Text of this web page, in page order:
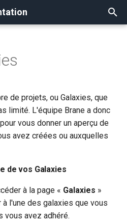
Administrer une instance
(WIP)
Redimensionner une
L'agent cloud-init
Créer un volume
Détacher un volume
Créer un snapshot de
Les formats d'images
Visibilité d'une image
Créer une image Windows
Les réseaux self-service
Les groupes de securités
Les sous réseaux (WIP)
Le service DHCP
Les ports (WIP)
Modification
de projets, ou Galaxies, que
limité. L'équipe Brane a donc
vous donner un aperçu de
avez créées ou auxquelles
de vos Galaxies
à la page « Galaxies »
l'une des galaxies que vous
vous avez adhéré.